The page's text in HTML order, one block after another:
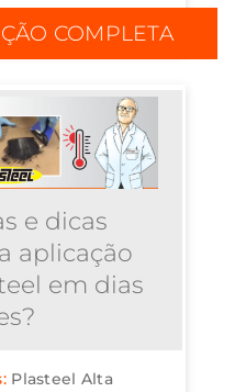
Eliminar os
COMPLETA
e dicas
aplicação
em dias
Plasteel Alta